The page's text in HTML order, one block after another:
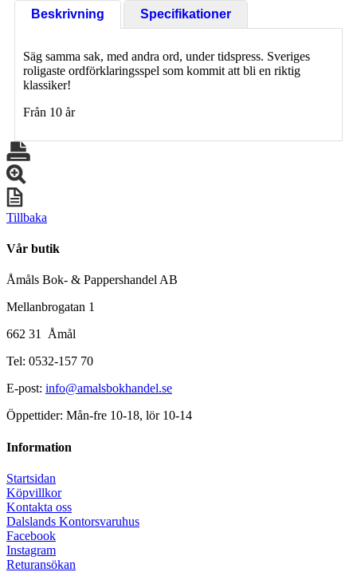
Beskrivning
Specifikationer
Säg samma sak, med andra ord, under tidspress. Sveriges
roligaste ordförklaringsspel som kommit att bli en riktig
klassiker!
Från 10 år
Tillbaka
Vår butik
Åmåls Bok- & Pappershandel AB
Mellanbrogatan 1
662 31 Åmål
Tel: 0532-157 70
E-post: info@amalsbokhandel.se
Öppettider: Mån-fre 10-18, lör 10-14
Information
Startsidan
Köpvillkor
Kontakta oss
Dalslands Kontorsvaruhus
Facebook
Instagram
Returansökan